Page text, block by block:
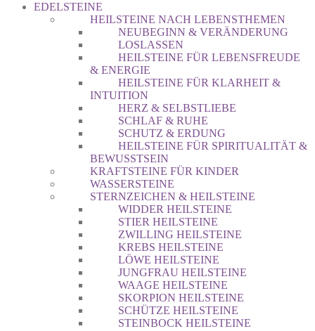
EDELSTEINE
HEILSTEINE NACH LEBENSTHEMEN
NEUBEGINN & VERÄNDERUNG
LOSLASSEN
HEILSTEINE FÜR LEBENSFREUDE
& ENERGIE
HEILSTEINE FÜR KLARHEIT &
INTUITION
HERZ & SELBSTLIEBE
SCHLAF & RUHE
SCHUTZ & ERDUNG
HEILSTEINE FÜR SPIRITUALITÄT &
BEWUSSTSEIN
KRAFTSTEINE FÜR KINDER
WASSERSTEINE
STERNZEICHEN & HEILSTEINE
WIDDER HEILSTEINE
STIER HEILSTEINE
ZWILLING HEILSTEINE
KREBS HEILSTEINE
LÖWE HEILSTEINE
JUNGFRAU HEILSTEINE
WAAGE HEILSTEINE
SKORPION HEILSTEINE
SCHÜTZE HEILSTEINE
STEINBOCK HEILSTEINE